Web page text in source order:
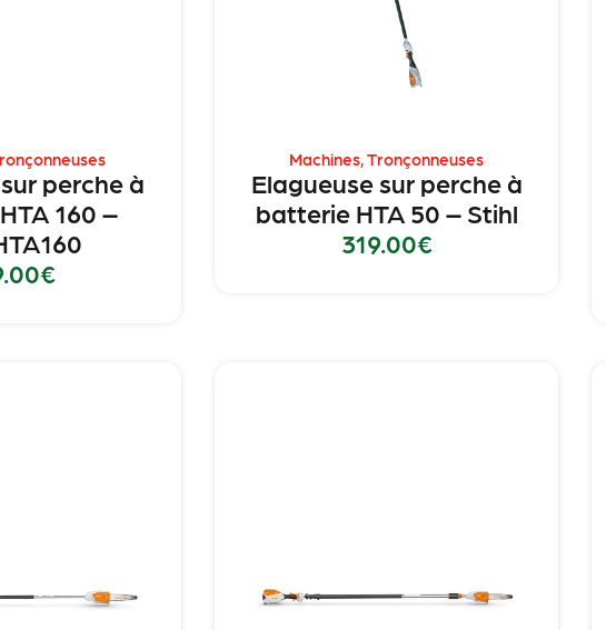
perche à
160 –
€
Machines ,Tronçonneuses
Elagueuse sur perche à
batterie HTA 50 – Stihl
319.00€